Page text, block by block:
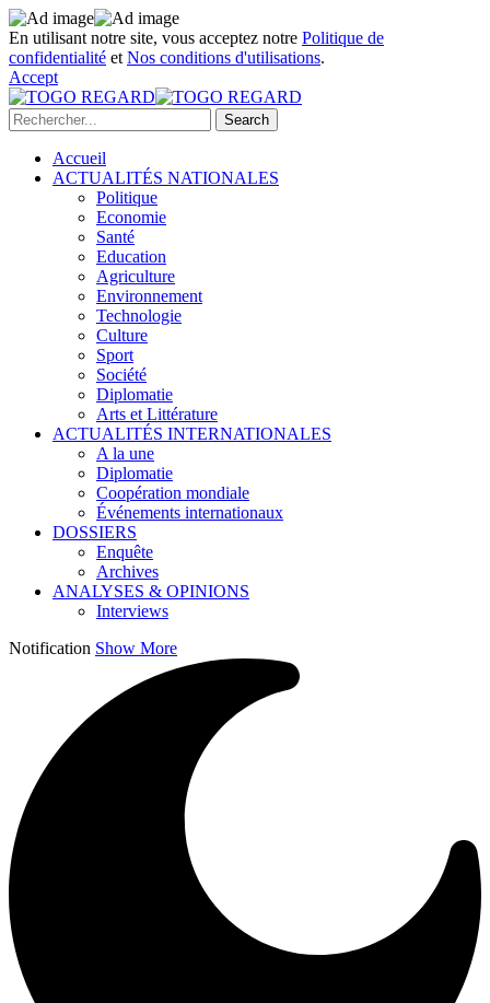
En utilisant notre site, vous acceptez notre Politique de
confidentialité et Nos conditions d'utilisations.
Accept
Accueil
ACTUALITÉS NATIONALES
Politique
Economie
Santé
Education
Agriculture
Environnement
Technologie
Culture
Sport
Société
Diplomatie
Arts et Littérature
ACTUALITÉS INTERNATIONALES
A la une
Diplomatie
Coopération mondiale
Événements internationaux
DOSSIERS
Enquête
Archives
ANALYSES & OPINIONS
Interviews
Notification Show More